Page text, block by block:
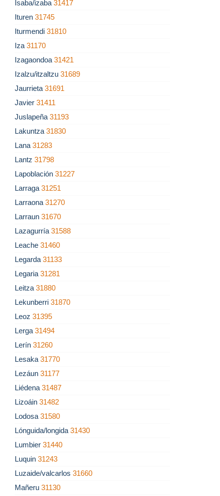
Isaba/izaba 31417
Ituren 31745
Iturmendi 31810
Iza 31170
Izagaondoa 31421
Izalzu/itzaltzu 31689
Jaurrieta 31691
Javier 31411
Juslapeña 31193
Lakuntza 31830
Lana 31283
Lantz 31798
Lapoblación 31227
Larraga 31251
Larraona 31270
Larraun 31670
Lazagurría 31588
Leache 31460
Legarda 31133
Legaria 31281
Leitza 31880
Lekunberri 31870
Leoz 31395
Lerga 31494
Lerín 31260
Lesaka 31770
Lezáun 31177
Liédena 31487
Lizoáin 31482
Lodosa 31580
Lónguida/longida 31430
Lumbier 31440
Luquin 31243
Luzaide/valcarlos 31660
Mañeru 31130